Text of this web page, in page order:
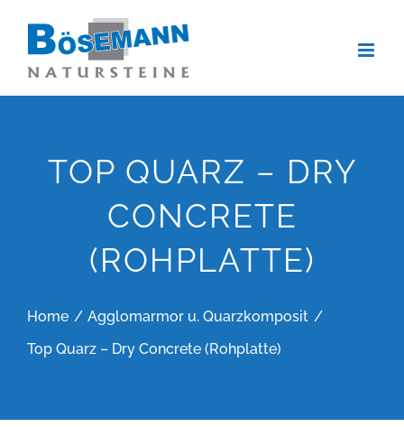
springen
TOP QUARZ – DRY
CONCRETE
(ROHPLATTE)
Home
Agglomarmor u. Quarzkomposit
Top Quarz – Dry Concrete (Rohplatte)